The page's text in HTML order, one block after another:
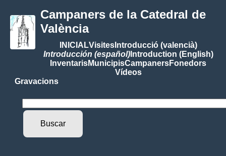
Campaners de la Catedral de
València
INICIALVisitesIntroducció (valencià)
Introducción (español)Introduction (English)
InventarisMunicipisCampanersFonedors
Vídeos
Gravacions